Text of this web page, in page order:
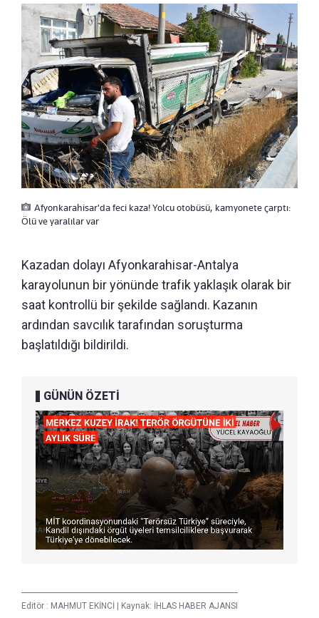
Afyonkarahisar'da feci kaza! Yolcu otobüsü, kamyonete çarptı:
Ölü ve yaralılar var
Kazadan dolayı Afyonkarahisar-Antalya
karayolunun bir yönünde trafik yaklaşık olarak bir
saat kontrollü bir şekilde sağlandı. Kazanın
ardından savcılık tarafından soruşturma
başlatıldığı bildirildi.
GÜNÜN ÖZETİ
Editör : MAHMUT EKİNCİ Kaynak: İHLAS HABER AJANSI